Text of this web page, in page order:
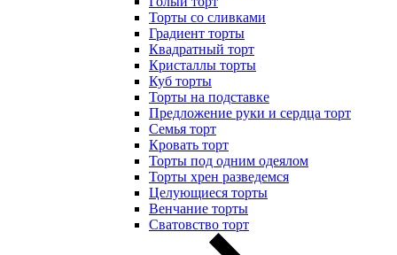
Торты со сливками
Градиент торты
Квадратный торт
Кристаллы торты
Куб торты
Торты на подставке
Предложение руки и сердца торт
Семья торт
Кровать торт
Торты под одним одеялом
Торты хрен разведемся
Целующиеся торты
Венчание торты
Сватовство торт